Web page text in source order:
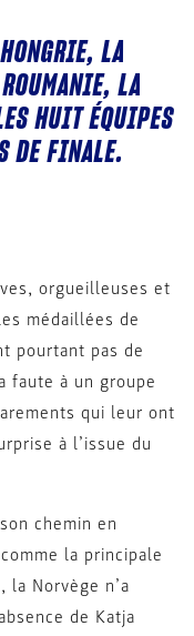
LA
LA
HUIT ÉQUIPES
DE FINALE.
orgueilleuses et
médaillées de
pourtant pas de
faute à un groupe
qui leur ont
à l’issue du
chemin en
la principale
Norvège n’a
de Katja